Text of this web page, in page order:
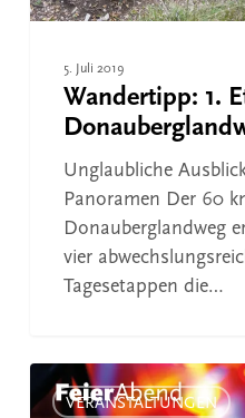
5. Juli 2019
Wandertipp: 1.
Unglaubliche
Panoramen Der 60
Donauberglandweg
vier
Tagesetappen die…
Honberg
SommerVERANSTALTUNGEN